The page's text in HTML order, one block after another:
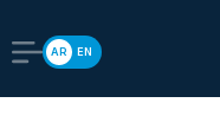
EN
AR